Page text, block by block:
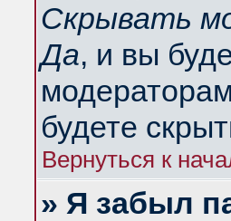
Скрывать
Да, и вы
будете
Вернуться к
» Я забыл